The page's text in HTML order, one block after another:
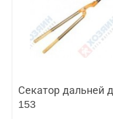
Секатор дальней
153